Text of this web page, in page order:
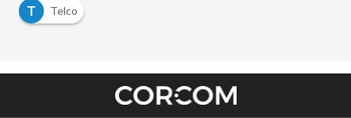
T
Telco